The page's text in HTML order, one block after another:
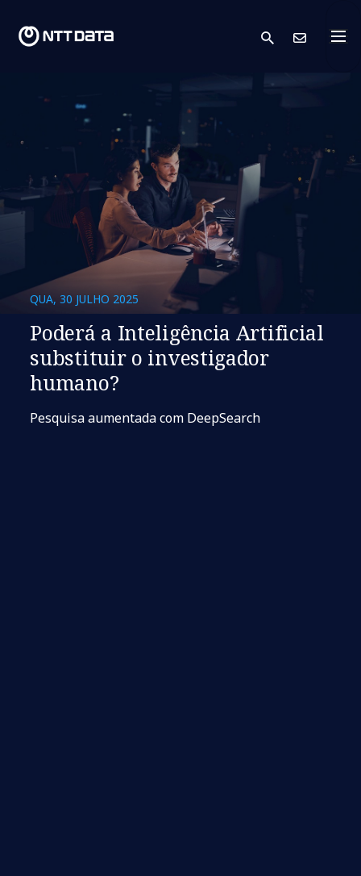
search
QUA, 30 JULHO 2025
Poderá a Inteligência Artificial
substituir o investigador
humano?
Pesquisa aumentada com DeepSearch